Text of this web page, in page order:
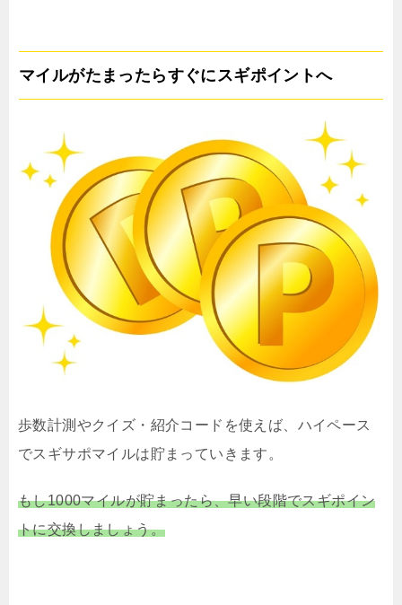
マイルがたまったらすぐにスギポイントへ
歩数計測やクイズ・紹介コードを使えば、ハイペース
でスギサポマイルは貯まっていきます。
もし1000マイルが貯まったら、早い段階でスギポイン
トに交換しましょう。